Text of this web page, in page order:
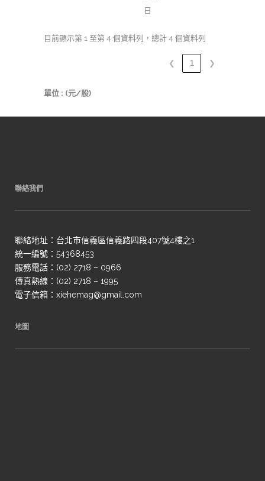
日
目前顯示第 1 至第 4 個資料列，總計 4 個資料列
❮ 1 ❯
單位 : (元/股)
聯絡我們
聯絡地址：台北市信義區信義路四段407號4樓之1
統一編號：54368453
服務電話：(02) 2718 – 0966
傳真熱線：(02) 2718 – 1995
電子信箱：xiehemag@gmail.com
地圖